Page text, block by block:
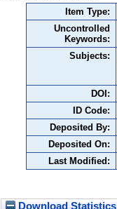
Item Type:
Uncontrolled
Keywords:
Subjects:
DOI:
ID Code:
Deposited By:
Deposited On:
Last Modified:
Download Statistics